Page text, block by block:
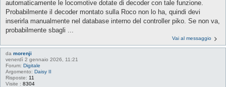
automaticamente le locomotive dotate di decoder con tale funzione.
Probabilmente il decoder montato sulla Roco non lo ha, quindi devi
inserirla manualmente nel database interno del controller piko. Se non va,
probabilmente sbagli ...
Vai al messaggio
da morenji
venerdì 2 gennaio 2026, 11:21
Forum: Digitale
Argomento: Daisy II
Risposte: 11
Visite : 8304